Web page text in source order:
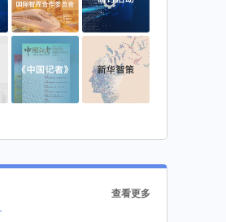
查看更多